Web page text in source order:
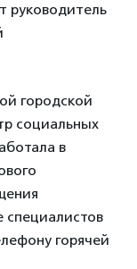
руководитель
городской
социальных
в
специалистов
горячей